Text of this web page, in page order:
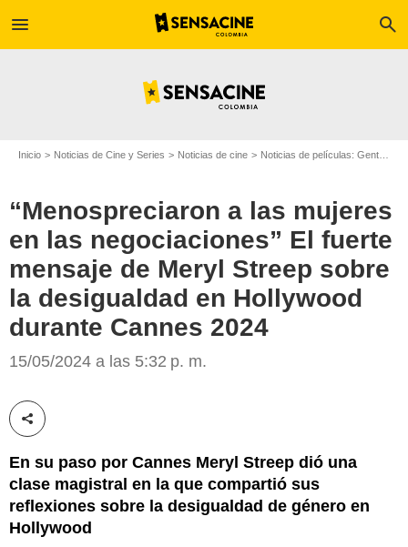
menu search
Inicio Noticias de Cine y Series Noticias de cine Noticias de películas: Gente
“Menospreciaron a las mujeres
en las negociaciones” El fuerte
mensaje de Meryl Streep sobre
la desigualdad en Hollywood
durante Cannes 2024
15/05/2024 a las 5:32 p. m.
Compartir esta noticia
En su paso por Cannes Meryl Streep dió una
clase magistral en la que compartió sus
reflexiones sobre la desigualdad de género en
Hollywood